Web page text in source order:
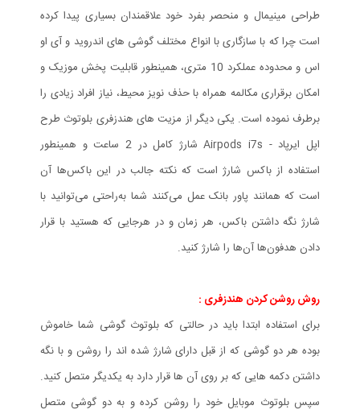
طراحی مینیمال و منحصر بفرد خود علاقمندان بسیاری پیدا کرده
است چرا که با سازگاری با انواع مختلف گوشی های اندروید و آی او
اس و محدوده عملکرد 10 متری، همینطور قابلیت پخش موزیک و
امکان برقراری مکالمه همراه با حذف نویز محیط، نیاز افراد زیادی را
برطرف نموده است. یکی دیگر از مزیت های هندزفری بلوتوث طرح
اپل ایرپاد - Airpods i7s شارژ کامل در 2 ساعت و همینطور
استفاده از باکس شارژ است که نکته جالب در این باکس‌ها آن
است که همانند پاور بانک عمل می‌کنند شما به‌راحتی می‌توانید با
شارژ نگه‌ داشتن باکس‌، هر زمان و در هرجایی که هستید با قرار
دادن هدفون‌ها آن‌ها را شارژ کنید.
روش روشن کردن هندزفری :
برای استفاده ابتدا باید در حالتی که بلوتوث گوشی شما خاموش
بوده هر دو گوشی که از قبل دارای شارژ شده اند را روشن و با نگه
داشتن دکمه هایی که بر روی آن ها قرار دارد به یکدیگر متصل کنید.
سپس بلوتوث موبایل خود را روشن کرده و به دو گوشی متصل